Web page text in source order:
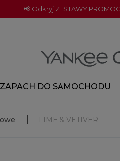
📢 Odkryj ZESTAWY
ZAPACH DO SAMOCHODU
LIME & VETIVER